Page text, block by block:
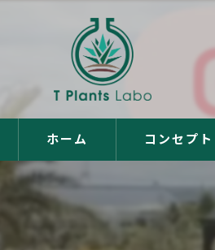
ホーム コンセプト